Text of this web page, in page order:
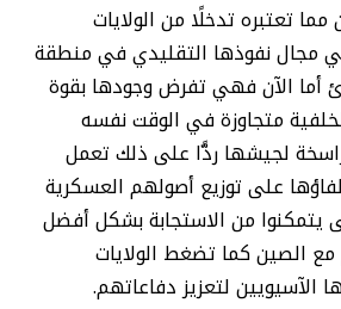
تعتبره تدخلًا من الولايات
مجال نفوذها التقليدي في منطقة
أما الآن فهي تفرض وجودها بقوة
متجاوزة في الوقت نفسه
لجيشها ردًّا على ذلك تعمل
على توزيع أصولهم العسكرية
من الاستجابة بشكل أفضل
الصين كما تضغط الولايات
الآسيويين لتعزيز دفاعاتهم.